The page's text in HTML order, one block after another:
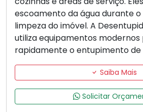
escoamento da água durante o
limpeza do imóvel. A
utiliza equipamentos
rapidamente o entupimento de
Saiba Mais
Solicitar